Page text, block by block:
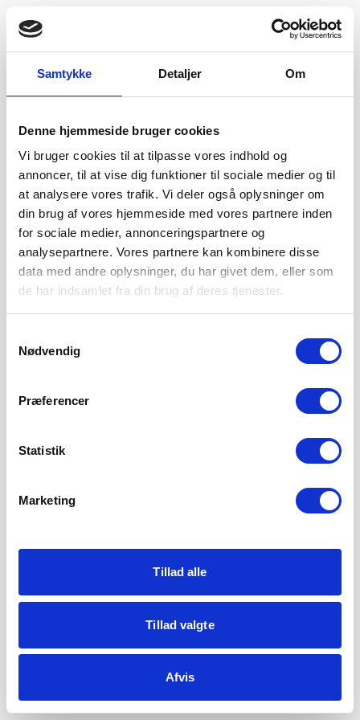
Samtykke Detaljer Om
Denne hjemmeside bruger cookies
Vi bruger cookies til at tilpasse vores indhold og
annoncer, til at vise dig funktioner til sociale medier og til
at analysere vores trafik. Vi deler også oplysninger om
din brug af vores hjemmeside med vores partnere inden
for sociale medier, annonceringspartnere og
analysepartnere. Vores partnere kan kombinere disse
data med andre oplysninger, du har givet dem, eller som
de har indsamlet fra din brug af deres tjenester.
Nødvendig
Præferencer
Statistik
Marketing
Tillad alle
Tillad valgte
Afvis